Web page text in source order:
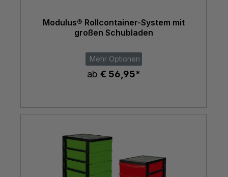
Modulus® Rollcontainer-System mit
großen Schubladen
Mehr Optionen
ab € 56,95*